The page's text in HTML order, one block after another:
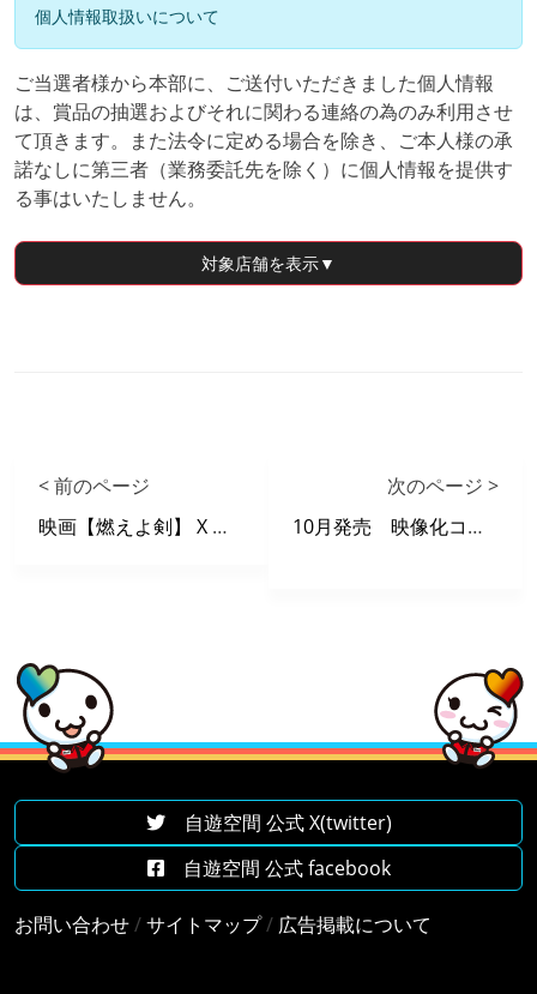
個人情報取扱いについて
ご当選者様から本部に、ご送付いただきました個人情報
は、賞品の抽選およびそれに関わる連絡の為のみ利用させ
て頂きます。また法令に定める場合を除き、ご本人様の承
諾なしに第三者（業務委託先を除く）に個人情報を提供す
る事はいたしません。
対象店舗を表示▼
< 前のページ
映画【燃えよ剣】 X 自遊空間 タイアップキャンペーン
次のページ >
10月発売 映像化コミック
自遊空間 公式 X(twitter)
自遊空間 公式 facebook
お問い合わせ/サイトマップ/ 広告掲載について